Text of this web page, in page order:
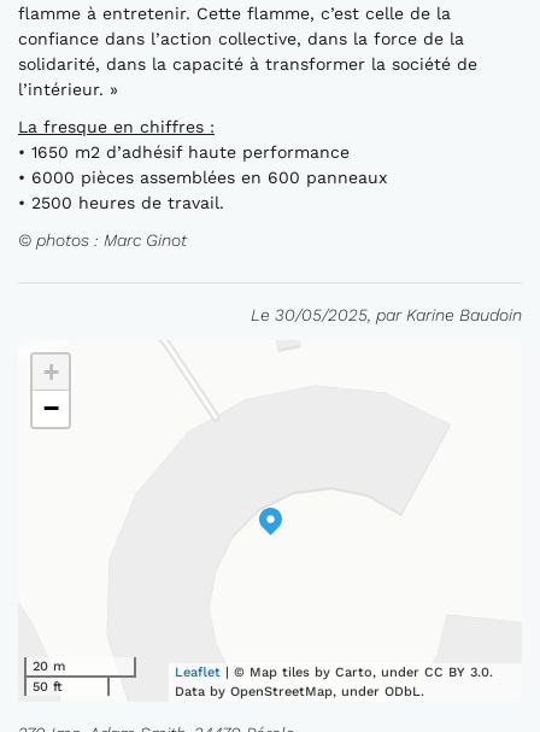
flamme à entretenir. Cette flamme, c’est celle de la
confiance dans l’action collective, dans la force de la
solidarité, dans la capacité à transformer la société de
l’intérieur. »
La fresque en chiffres :
• 1650 m2 d’adhésif haute performance
• 6000 pièces assemblées en 600 panneaux
• 2500 heures de travail.
© photos : Marc Ginot
Le 30/05/2025, par Karine Baudoin
+
−
20 m
50 ft
Leaflet | © Map tiles by Carto, under CC BY 3.0.
Data by OpenStreetMap, under ODbL.